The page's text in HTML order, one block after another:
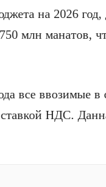
на 2026
млн манатов,
все ввозимые
НДС.